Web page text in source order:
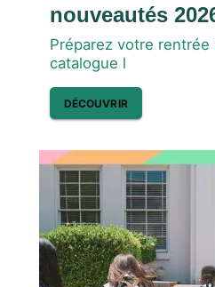
nouveautés
Préparez votre
catalogue l
DÉCOUVRIR